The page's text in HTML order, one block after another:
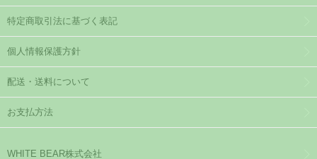
特定商取引法に基づく表記
個人情報保護方針
配送・送料について
お支払方法
WHITE BEAR株式会社